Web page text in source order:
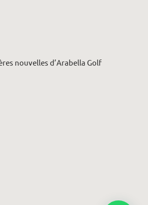
nouvelles d’Arabella Golf